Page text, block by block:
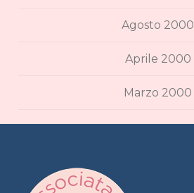
Agosto 2000
Aprile 2000
Marzo 2000